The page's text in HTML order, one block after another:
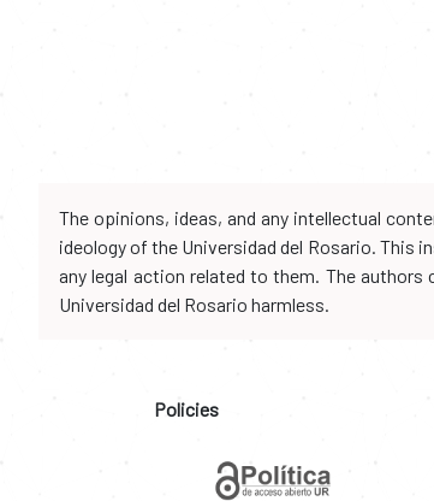
The opinions, ideas, and any intellectual
ideology of the Universidad del Rosario. This
any legal action related to them. The
Universidad del Rosario harmless.
Policies